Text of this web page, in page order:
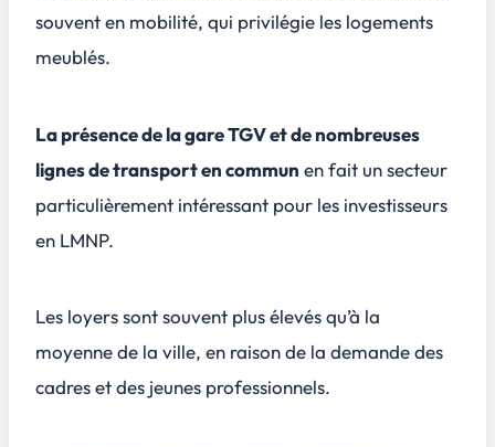
souvent en mobilité, qui privilégie les logements
meublés.
La présence de la gare TGV et de nombreuses
lignes de transport en commun en fait un secteur
particulièrement intéressant pour les investisseurs
en LMNP.
Les loyers sont souvent plus élevés qu’à la
moyenne de la ville, en raison de la demande des
cadres et des jeunes professionnels.